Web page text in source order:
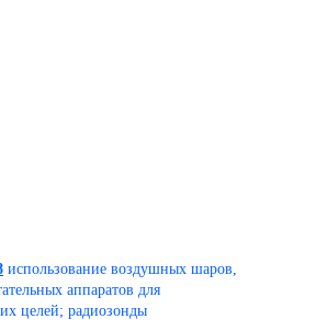
использование воздушных шаров,
аппаратов для
целей; радиозонды